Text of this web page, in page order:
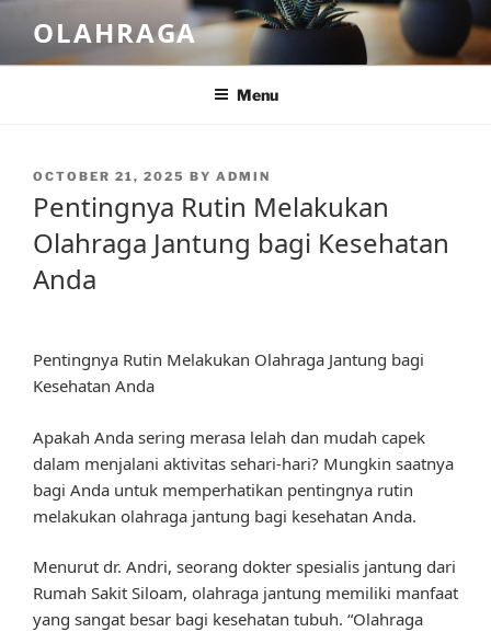
content
OLAHRAGA
Menu
POSTED
OCTOBER 21, 2025 BY ADMIN
Pentingnya Rutin Melakukan
Olahraga Jantung bagi Kesehatan
Anda
Pentingnya Rutin Melakukan Olahraga Jantung bagi
Kesehatan Anda
Apakah Anda sering merasa lelah dan mudah capek
dalam menjalani aktivitas sehari-hari? Mungkin saatnya
bagi Anda untuk memperhatikan pentingnya rutin
melakukan olahraga jantung bagi kesehatan Anda.
Menurut dr. Andri, seorang dokter spesialis jantung dari
Rumah Sakit Siloam, olahraga jantung memiliki manfaat
yang sangat besar bagi kesehatan tubuh. “Olahraga